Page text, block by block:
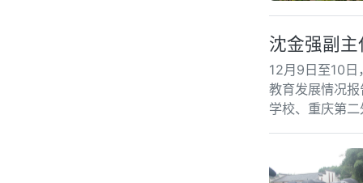
沈金强副
12月9日至10日
教育发展情况
学校、重庆第